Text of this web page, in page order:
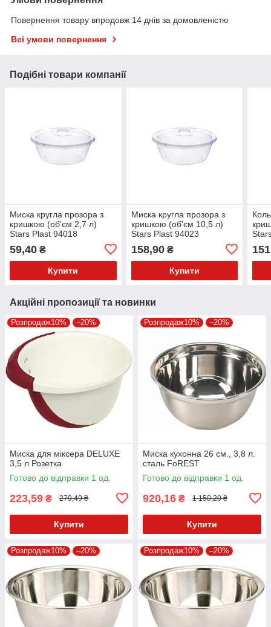
Повернення товару впродовж 14 днів за домовленістю
Всі умови повернення
Подібні товари компанії
Миска кругла прозора з
кришкою (об'єм 2,7 л)
Stars Plast 94018
59,40 ₴
Купити
Миска кругла прозора з
кришкою (об'єм 10,5 л)
Stars Plast 94023
158,90₴
Купити
Акційні пропозиції та новинки
Розпродаж10% –20%
Миска для міксера DELUXE
3,5 л Розетка
Готово до відправки 1 од.
223,59 ₴ 279,49 ₴
Купити
Розпродаж10% –20%
Миска кухонна 26 см., 3,8 л.
сталь FoREST
Готово до відправки 1 од.
920,16 ₴ 1 150,20 ₴
Купити
Розпродаж10% –20% Розпродаж10% –20%